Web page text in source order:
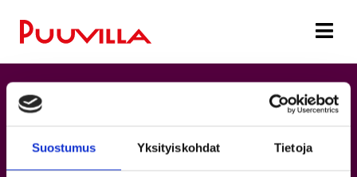
Suostumus Yksityiskohdat Tietoja